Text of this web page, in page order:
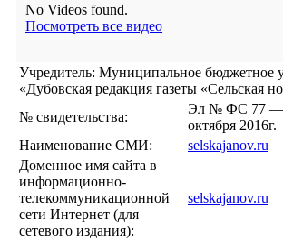
No Videos found.
Посмотреть все видео
Учредитель: Муниципальное бюджетное
«Дубовская редакция газеты «Сельская
№ свидетельства:
Эл № ФС 77 —
октября 2016г.
Наименование СМИ:
selskajanov.ru
Доменное имя сайта в
информационно-
телекоммуникационной
сети Интернет (для
сетевого издания):
selskajanov.ru